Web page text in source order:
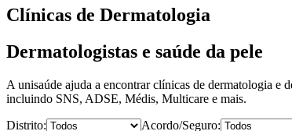
Clínicas de Dermatologia
Dermatologistas e saúde da pele
A unisaúde ajuda a encontrar clínicas de dermatologia e
incluindo SNS, ADSE, Médis, Multicare e mais.
Distrito: Acordo/Seguro: